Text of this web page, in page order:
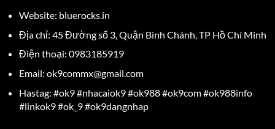
Website: bluerocks.in
Địa chỉ: 45 Đường số 3, Quận Bình Chánh, TP Hồ Chí Minh
Điện thoại: 0983185919
Email: ok9commx@gmail.com
Hastag: #ok9 #nhacaiok9 #ok988 #ok9com #ok988info
#linkok9 #ok_9 #ok9dangnhap